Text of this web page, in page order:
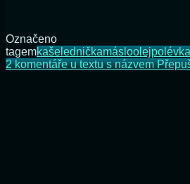
Označeno
tagemkašeledničkamásloolejpolévka
2 komentářeu textu s názvem